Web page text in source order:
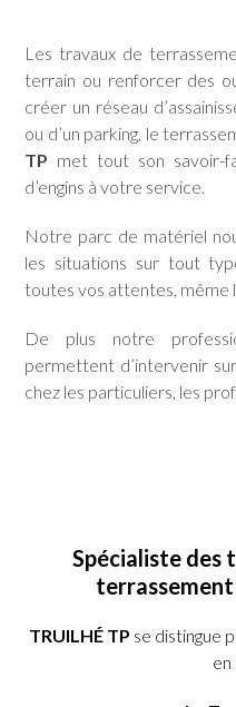
Les travaux de
terrain ou renforcer des
créer un réseau
ou d’un parking, le
TP met tout son savoir-
d’engins à votre service.
Notre parc de matériel
les situations sur tout
toutes vos attentes, même
De plus notre
permettent d’intervenir
chez les particuliers, les
Spécialiste des
terrassement
TRUILHÉ TP se distingue
en